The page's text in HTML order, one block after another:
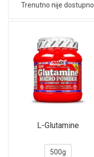
Trenutno nije dostupno.
L-Glutamine
500g